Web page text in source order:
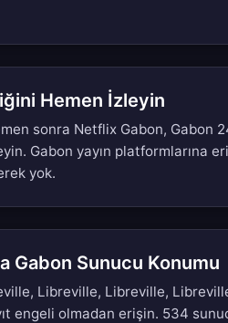
Hemen İzleyin
sonra Netflix Gabon, Gabon
Gabon yayın platformlarına
yok.
Gabon Sunucu Konumu
Libreville, Libreville,
engeli olmadan erişin. 534